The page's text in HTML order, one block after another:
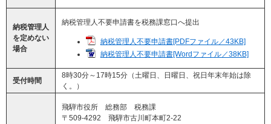
納税管理人
を定めない
場合
納税管理人不要申請書を税務課窓口へ提出
納税管理人不要申請書​[PDFファイル／43KB]
納税管理人不要申請書​[Wordファイル／38KB]
受付時間
8時30分～17時15分（土曜日、日曜日、祝日年末年始は除
く。）
飛騨市役所 総務部 税務課
〒509-4292 飛騨市古川町本町2-22